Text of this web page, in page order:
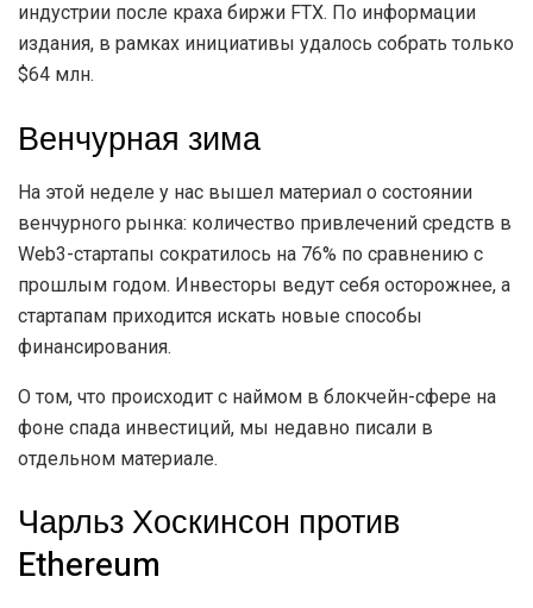
индустрии после краха биржи FTX. По информации
издания, в рамках инициативы удалось собрать только
$64 млн.
Венчурная зима
На этой неделе у нас вышел материал о состоянии
венчурного рынка: количество привлечений средств в
Web3-стартапы сократилось на 76% по сравнению с
прошлым годом. Инвесторы ведут себя осторожнее, а
стартапам приходится искать новые способы
финансирования.
О том, что происходит с наймом в блокчейн-сфере на
фоне спада инвестиций, мы недавно писали в
отдельном материале.
Чарльз Хоскинсон против
Ethereum